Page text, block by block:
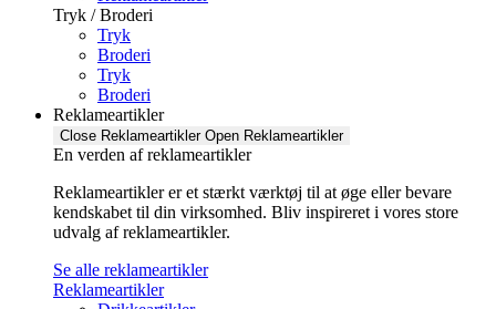
Tryk / Broderi
Tryk
Broderi
Tryk
Broderi
Reklameartikler
Close Reklameartikler Open Reklameartikler
En verden af reklameartikler ​
Reklameartikler er et stærkt værktøj til at øge eller bevare
kendskabet til din virksomhed. Bliv inspireret i vores store
udvalg af reklameartikler.
Se alle reklameartikler
Reklameartikler